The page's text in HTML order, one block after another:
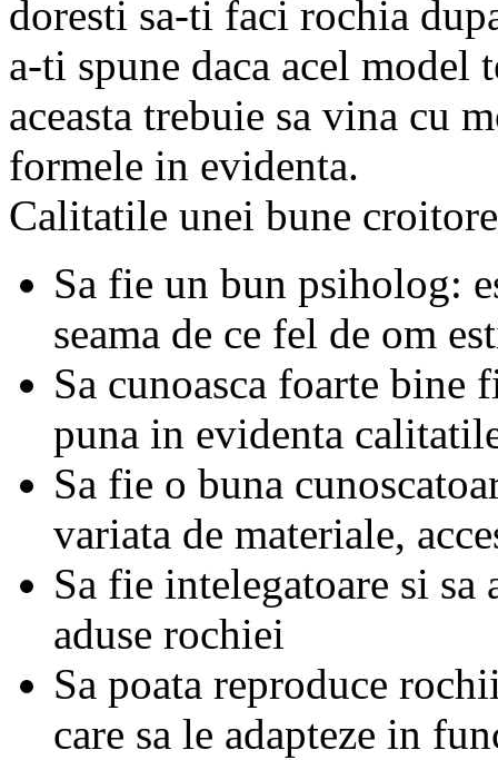
doresti sa-ti faci rochia
a-ti spune daca acel model
aceasta trebuie sa vina cu
formele in evidenta.
Calitatile unei bune
Sa fie un bun psiholog:
seama de ce fel de om
Sa cunoasca foarte bine
puna in evidenta
Sa fie o buna
variata de materiale,
Sa fie intelegatoare si
aduse rochiei
Sa poata reproduce
care sa le adapteze in